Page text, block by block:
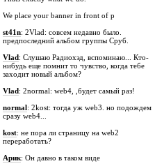
We place your banner in front of p
st41n: 2Vlad: совсем недавно было.
предпоследний альбом группы Сруб.
Vlad: Слушаю Радиохэд, вспоминаю... Кто-
нибудь еще помнит то чувство, когда тебе
заходит новый альбом?
Vlad: 2normal: web4, ,будет самый раз!
normal: 2kost: тогда уж web3. но подождем
сразу web4...
kost: не пора ли страницу на web2
переработать?
Арик: Он давно в таком виде